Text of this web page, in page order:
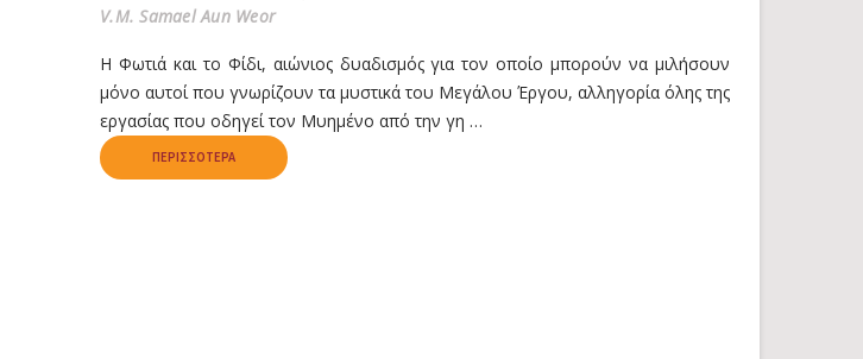
V.M. Samael Aun Weor
Η Φωτιά και το Φίδι, αιώνιος δυαδισμός για τον οποίο μπορούν να μιλήσουν
μόνο αυτοί που γνωρίζουν τα μυστικά του Μεγάλου Έργου, αλληγορία όλης της
εργασίας που οδηγεί τον Μυημένο από την γη …
ΠΕΡΙΣΣΌΤΕΡΑ